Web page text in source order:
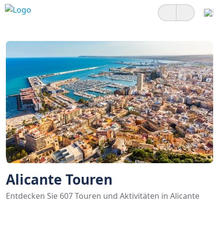
Alicante Touren
Entdecken Sie 607 Touren und Aktivitäten in Alicante